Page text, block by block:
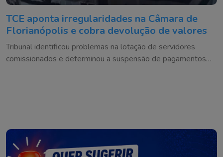
TCE aponta irregularidades na Câmara de
Florianópolis e cobra devolução de valores
Tribunal identificou problemas na lotação de servidores
comissionados e determinou a suspensão de pagamentos